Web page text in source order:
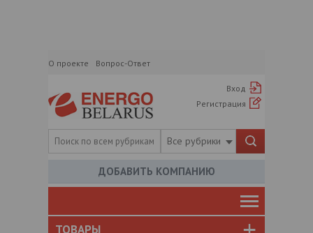
О проекте Вопрос-Ответ
Вход
Регистрация
Все рубрики
ДОБАВИТЬ КОМПАНИЮ
ТОВАРЫ